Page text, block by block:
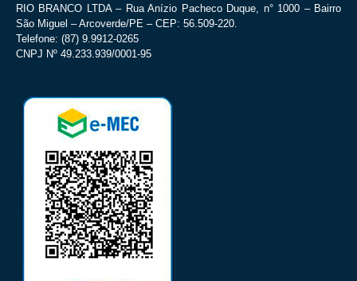
RIO BRANCO LTDA – Rua Anízio Pacheco Duque, n° 1000 – Bairro
São Miguel – Arcoverde/PE – CEP: 56.509-220.
Telefone: (87) 9.9912-0265
CNPJ Nº 49.233.939/0001-95